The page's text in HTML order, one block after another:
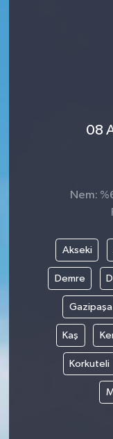
08
Nem:
Akseki
Demre
Gazipaşa
Kaş
Korkuteli